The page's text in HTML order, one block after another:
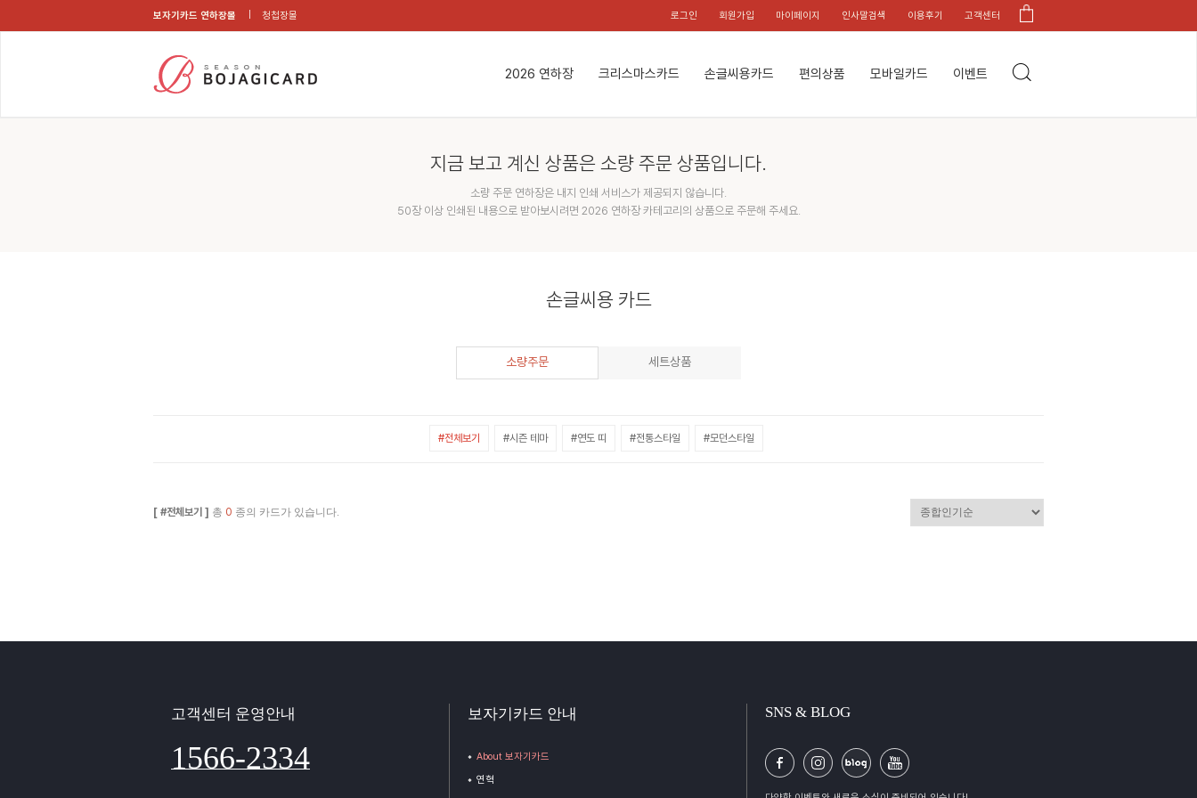
보자기카드 연하장몰 청첩장몰 로그인 회원가입 마이페이지 인사말검색 이용후기 고객센터
2026 연하장 크리스마스카드 손글씨용카드 편의상품 모바일카드 이벤트
지금 보고 계신 상품은 소량 주문 상품입니다.
소량 주문 연하장은 내지 인쇄 서비스가 제공되지 않습니다.
50장 이상 인쇄된 내용으로 받아보시려면 2026 연하장 카테고리의 상품으로 주문해 주세요.
손글씨용 카드
소량주문 세트상품
#전체보기 #시즌 테마 #연도 띠 #전통스타일 #모던스타일
[ #전체보기 ] 총 0 종의 카드가 있습니다.
고객센터 운영안내
1566-2334
보자기카드 안내
About 보자기카드
연혁
SNS & BLOG